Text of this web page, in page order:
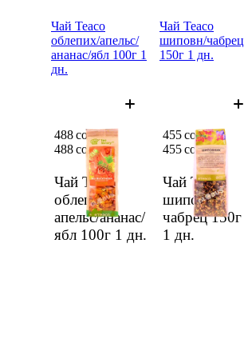
Чай Teaco
облепих/апельс/
ананас/ябл 100г 1
дн.
Чай Teaco
облепих/
апельс/ананас/
ябл 100г 1 дн.
488 сом
488 сом
Чай Teaco
шиповн/чабрец
150г 1 дн.
Чай Teaco
шиповн/
чабрец 150г
1 дн.
455 сом
455 сом